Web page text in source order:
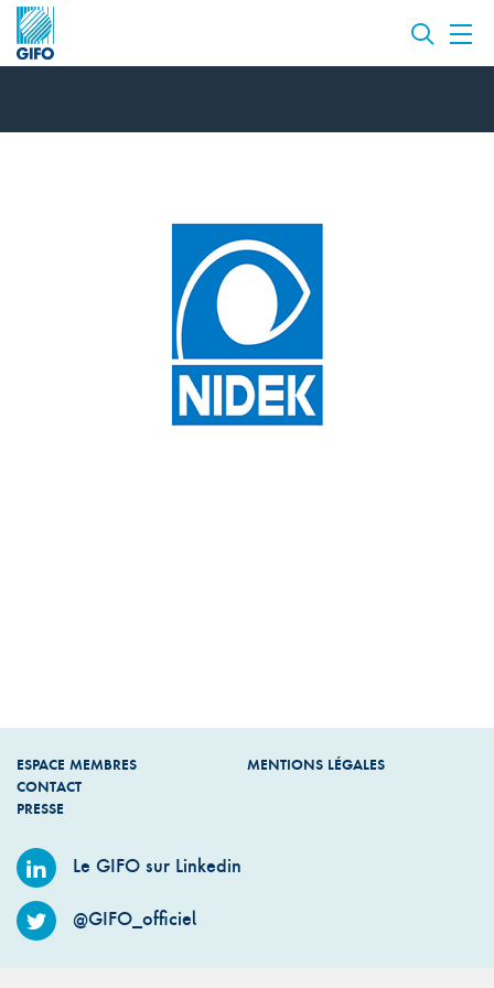
ESPACE MEMBRES
CONTACT
PRESSE
MENTIONS LÉGALES
Le GIFO sur Linkedin
@GIFO_officiel